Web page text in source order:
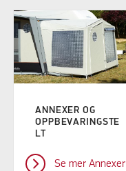
ANNEXER OG
OPPBEVARINGSTE
LT
Se mer Annexer